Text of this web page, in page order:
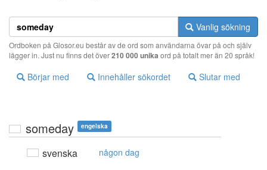
Vanlig sökning
Ordboken på Glosor.eu består av de ord som användarna övar på och själv
lägger in. Just nu finns det över210 000 unika ord på totalt mer än 20 språk!
Börjar med Innehåller sökordet Slutar med
someday engelska
svenska någon dag